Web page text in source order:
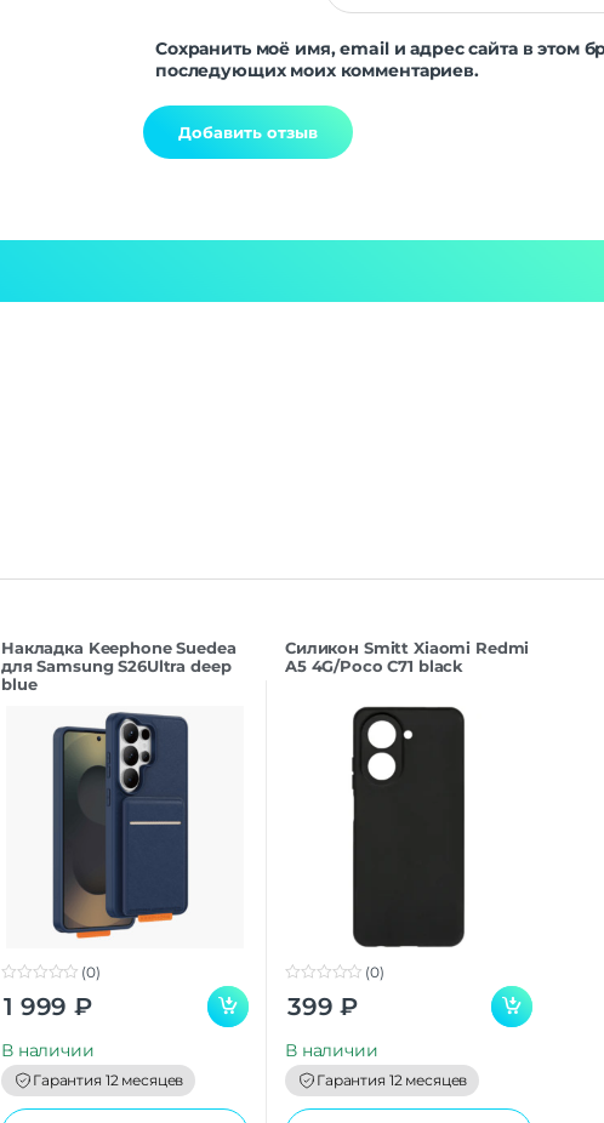
Сохранить моё имя, email и адрес сайта в этом
последующих моих комментариев.
Накладка Keephone Suedea
для Samsung S26Ultra deep
blue
o
(0)
1 999 ₽
В наличии
Гарантия 12 месяцев
Силикон Smitt Xiaomi Redmi
A5 4G/Poco C71 black
o
o
(0)
399 ₽
В наличии
Гарантия 12 месяцев